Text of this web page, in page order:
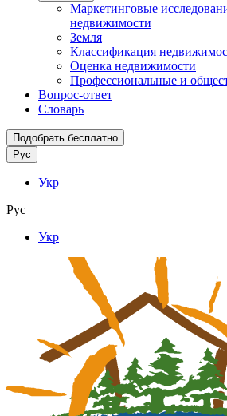
Маркетинговые
недвижимости
Земля
Классификация
Оценка недвижимости
Профессиональные и
Вопрос-ответ
Словарь
Подобрать бесплатно
Рус
Укр
Рус
Укр